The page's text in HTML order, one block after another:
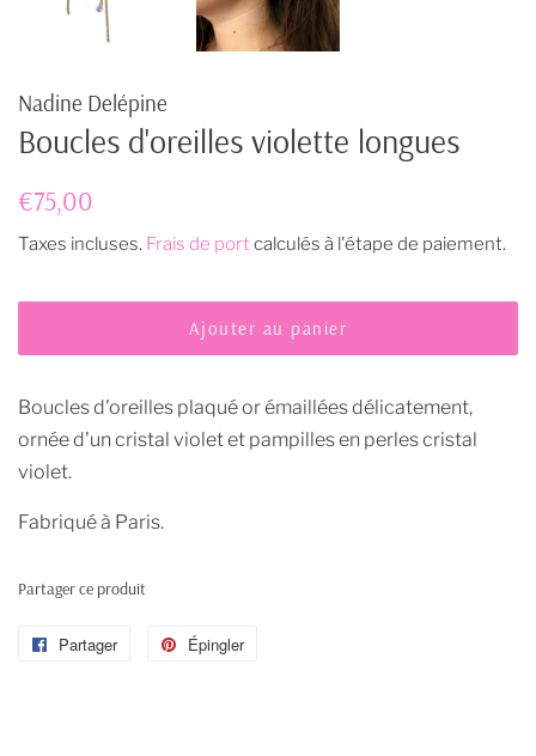
Nadine Delépine
Boucles d'oreilles violette longues
Prix
€75,00
Taxes incluses. Frais de port calculés à l'étape de paiement.
Ajouter au panier
Boucles d'oreilles plaqué or émaillées délicatement,
ornée d'un cristal violet et pampilles en perles cristal
violet.
Fabriqué à Paris.
Partager ce produit
Partager
Partager Épingler